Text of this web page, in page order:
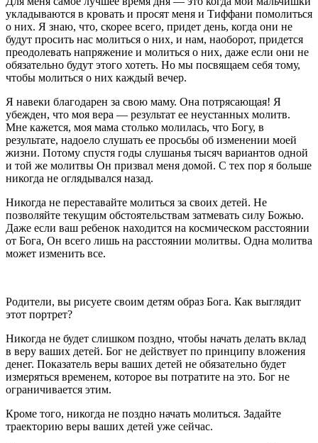
укладываются в кровать и просят меня и Тиффани помолиться
о них. Я знаю, что, скорее всего, придет день, когда они не
будут просить нас молиться о них, и нам, наоборот, придется
преодолевать напряжение и молиться о них, даже если они не
обязательно будут этого хотеть. Но мы посвящаем себя тому,
чтобы молиться о них каждый вечер.
Я навеки благодарен за свою маму. Она потрясающая! Я
убежден, что моя вера — результат ее неустанных молитв.
Мне кажется, моя мама столько молилась, что Богу, в
результате, надоело слушать ее просьбы об изменении моей
жизни. Потому спустя годы слушанья тысяч вариантов одной
и той же молитвы Он призвал меня домой. С тех пор я больше
никогда не оглядывался назад.
Никогда не переставайте молиться за своих детей. Не
позволяйте текущим обстоятельствам затмевать силу Божью.
Даже если ваш ребенок находится на космическом расстоянии
от Бога, Он всего лишь на расстоянии молитвы. Одна молитва
может изменить все.
Родители, вы рисуете своим детям образ Бога. Как выглядит
этот портрет?
Никогда не будет слишком поздно, чтобы начать делать вклад
в веру ваших детей. Бог не действует по принципу вложения
денег. Показатель веры ваших детей не обязательно будет
измеряться временем, которое вы потратите на это. Бог не
ограничивается этим.
Кроме того, никогда не поздно начать молиться. Задайте
траекторию веры ваших детей уже сейчас.